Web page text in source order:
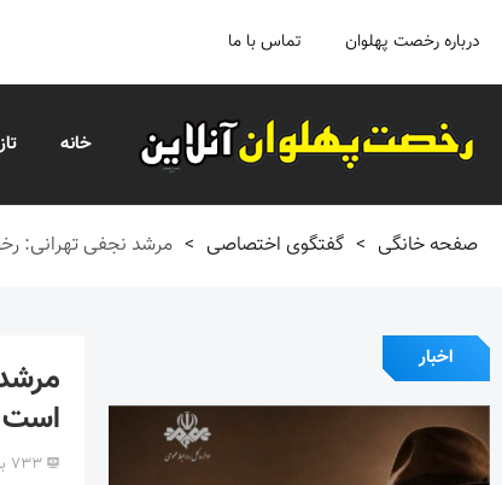
درباره رخصت پهلوان تماس با ما
خانه
صفحه خانگی > گفتگوی اختصاصی > مرشد نجفی تهرانی:
اخبار
است
۷۳۳ بازدید